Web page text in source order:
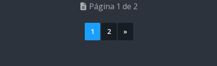
Página 1 de 2
1 2 »